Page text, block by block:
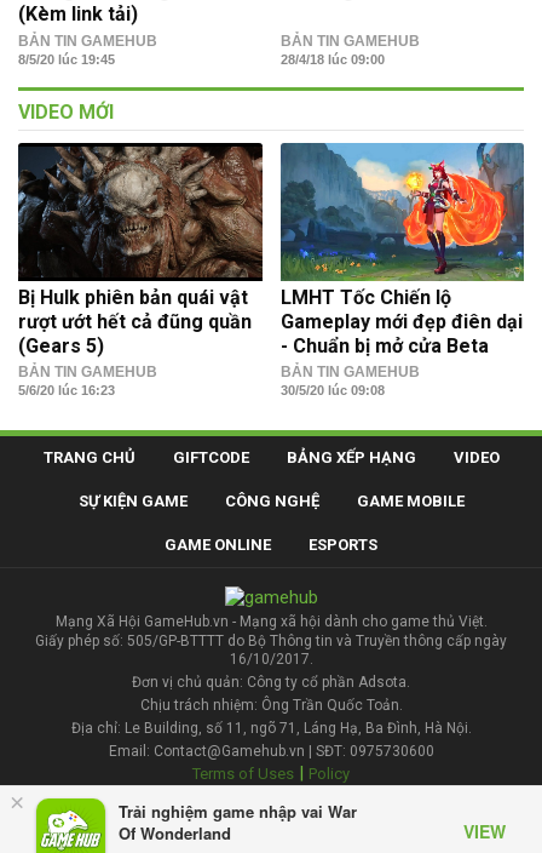
×
Trải nghiệm game nhập vai War
Of Wonderland
VIEW
(Kèm link tải)
BẢN TIN GAMEHUB
8/5/20 lúc 19:45
BẢN TIN GAMEHUB
28/4/18 lúc 09:00
VIDEO MỚI
Bị Hulk phiên bản quái vật
rượt ướt hết cả đũng quần
(Gears 5)
BẢN TIN GAMEHUB
5/6/20 lúc 16:23
LMHT Tốc Chiến lộ
Gameplay mới đẹp điên dại
- Chuẩn bị mở cửa Beta
BẢN TIN GAMEHUB
30/5/20 lúc 09:08
TRANG CHỦ GIFTCODE BẢNG XẾP HẠNG VIDEO
SỰ KIỆN GAME CÔNG NGHỆ GAME MOBILE
GAME ONLINE ESPORTS
Mạng Xã Hội GameHub.vn - Mạng xã hội dành cho game thủ Việt.
Giấy phép số: 505/GP-BTTTT do Bộ Thông tin và Truyền thông cấp ngày
16/10/2017.
Đơn vị chủ quản: Công ty cổ phần Adsota.
Chịu trách nhiệm: Ông Trần Quốc Toản.
Địa chỉ: Le Building, số 11, ngõ 71, Láng Hạ, Ba Đình, Hà Nội.
Email: Contact@Gamehub.vn | SĐT: 0975730600
Terms of Uses | Policy
Liên hệ đăng bài